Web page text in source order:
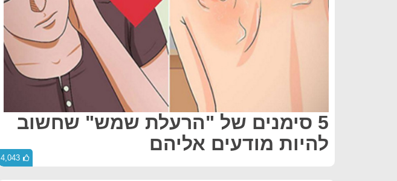
5 סימנים של "הרעלת שמש" שחשוב
להיות מודעים אליהם
4,043